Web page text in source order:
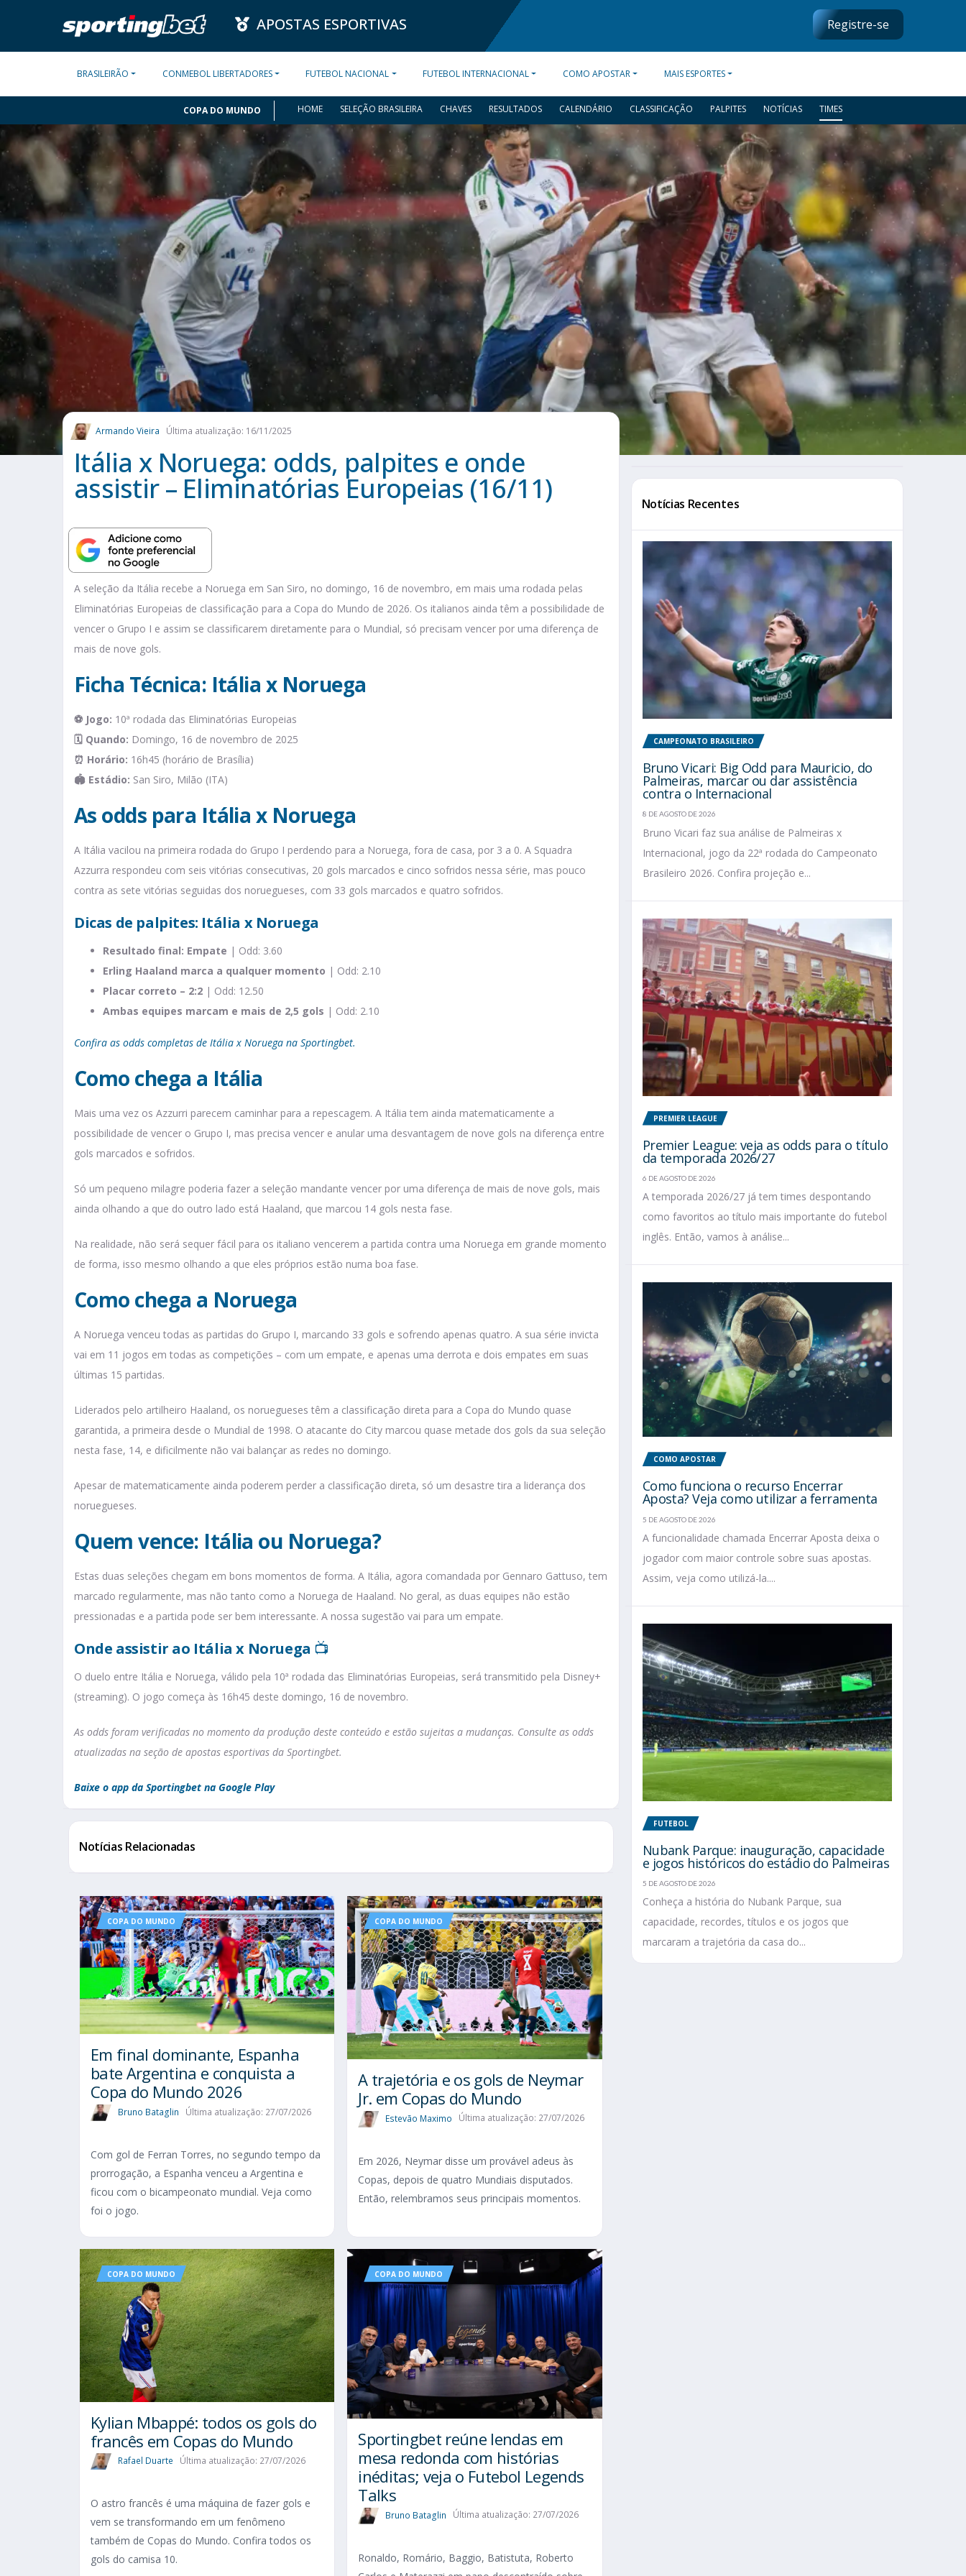
APOSTAS ESPORTIVAS Registre-se
BRASILEIRÃO CONMEBOL LIBERTADORES FUTEBOL NACIONAL FUTEBOL INTERNACIONAL COMO APOSTAR MAIS ESPORTES
COPA DO MUNDO HOME SELEÇÃO BRASILEIRA CHAVES RESULTADOS CALENDÁRIO CLASSIFICAÇÃO PALPITES NOTÍCIAS TIMES
Armando Vieira Última atualização: 16/11/2025
Itália x Noruega: odds, palpites e onde
assistir – Eliminatórias Europeias (16/11)
A seleção da Itália recebe a Noruega em San Siro, no domingo, 16 de novembro, em mais uma rodada pelas
Eliminatórias Europeias de classificação para a Copa do Mundo de 2026. Os italianos ainda têm a possibilidade de
vencer o Grupo I e assim se classificarem diretamente para o Mundial, só precisam vencer por uma diferença de
mais de nove gols.
Ficha Técnica: Itália x Noruega
⚽ Jogo: 10ª rodada das Eliminatórias Europeias
🗓️ Quando: Domingo, 16 de novembro de 2025
⏰ Horário: 16h45 (horário de Brasília)
🏟️ Estádio: San Siro, Milão (ITA)
As odds para Itália x Noruega
A Itália vacilou na primeira rodada do Grupo I perdendo para a Noruega, fora de casa, por 3 a 0. A Squadra
Azzurra respondeu com seis vitórias consecutivas, 20 gols marcados e cinco sofridos nessa série, mas pouco
contra as sete vitórias seguidas dos noruegueses, com 33 gols marcados e quatro sofridos.
Dicas de palpites: Itália x Noruega
Resultado final: Empate | Odd: 3.60
Erling Haaland marca a qualquer momento | Odd: 2.10
Placar correto – 2:2 | Odd: 12.50
Ambas equipes marcam e mais de 2,5 gols | Odd: 2.10
Confira as odds completas de Itália x Noruega na Sportingbet.
Como chega a Itália
Mais uma vez os Azzurri parecem caminhar para a repescagem. A Itália tem ainda matematicamente a
possibilidade de vencer o Grupo I, mas precisa vencer e anular uma desvantagem de nove gols na diferença entre
gols marcados e sofridos.
Só um pequeno milagre poderia fazer a seleção mandante vencer por uma diferença de mais de nove gols, mais
ainda olhando a que do outro lado está Haaland, que marcou 14 gols nesta fase.
Na realidade, não será sequer fácil para os italiano vencerem a partida contra uma Noruega em grande momento
de forma, isso mesmo olhando a que eles próprios estão numa boa fase.
Como chega a Noruega
A Noruega venceu todas as partidas do Grupo I, marcando 33 gols e sofrendo apenas quatro. A sua série invicta
vai em 11 jogos em todas as competições – com um empate, e apenas uma derrota e dois empates em suas
últimas 15 partidas.
Liderados pelo artilheiro Haaland, os noruegueses têm a classificação direta para a Copa do Mundo quase
garantida, a primeira desde o Mundial de 1998. O atacante do City marcou quase metade dos gols da sua seleção
nesta fase, 14, e dificilmente não vai balançar as redes no domingo.
Apesar de matematicamente ainda poderem perder a classificação direta, só um desastre tira a liderança dos
noruegueses.
Quem vence: Itália ou Noruega?
Estas duas seleções chegam em bons momentos de forma. A Itália, agora comandada por Gennaro Gattuso, tem
marcado regularmente, mas não tanto como a Noruega de Haaland. No geral, as duas equipes não estão
pressionadas e a partida pode ser bem interessante. A nossa sugestão vai para um empate.
Onde assistir ao Itália x Noruega 📺
O duelo entre Itália e Noruega, válido pela 10ª rodada das Eliminatórias Europeias, será transmitido pela Disney+
(streaming). O jogo começa às 16h45 deste domingo, 16 de novembro.
As odds foram verificadas no momento da produção deste conteúdo e estão sujeitas a mudanças. Consulte as odds
atualizadas na seção de apostas esportivas da Sportingbet.
Baixe o app da Sportingbet na Google Play
Notícias Relacionadas
COPA DO MUNDO
Em final dominante, Espanha
bate Argentina e conquista a
Copa do Mundo 2026
Bruno Bataglin Última atualização: 27/07/2026
Com gol de Ferran Torres, no segundo tempo da
prorrogação, a Espanha venceu a Argentina e
ficou com o bicampeonato mundial. Veja como
foi o jogo.
COPA DO MUNDO
A trajetória e os gols de Neymar
Jr. em Copas do Mundo
Estevão Maximo Última atualização: 27/07/2026
Em 2026, Neymar disse um provável adeus às
Copas, depois de quatro Mundiais disputados.
Então, relembramos seus principais momentos.
COPA DO MUNDO
Kylian Mbappé: todos os gols do
francês em Copas do Mundo
Rafael Duarte Última atualização: 27/07/2026
O astro francês é uma máquina de fazer gols e
vem se transformando em um fenômeno
também de Copas do Mundo. Confira todos os
gols do camisa 10.
COPA DO MUNDO
Sportingbet reúne lendas em
mesa redonda com histórias
inéditas; veja o Futebol Legends
Talks
Bruno Bataglin Última atualização: 27/07/2026
Ronaldo, Romário, Baggio, Batistuta, Roberto
Notícias Recentes
CAMPEONATO BRASILEIRO
Bruno Vicari: Big Odd para Mauricio, do
Palmeiras, marcar ou dar assistência
contra o Internacional
8 DE AGOSTO DE 2026
Bruno Vicari faz sua análise de Palmeiras x
Internacional, jogo da 22ª rodada do Campeonato
Brasileiro 2026. Confira projeção e...
PREMIER LEAGUE
Premier League: veja as odds para o título
da temporada 2026/27
6 DE AGOSTO DE 2026
A temporada 2026/27 já tem times despontando
como favoritos ao título mais importante do futebol
inglês. Então, vamos à análise...
COMO APOSTAR
Como funciona o recurso Encerrar
Aposta? Veja como utilizar a ferramenta
5 DE AGOSTO DE 2026
A funcionalidade chamada Encerrar Aposta deixa o
jogador com maior controle sobre suas apostas.
Assim, veja como utilizá-la....
FUTEBOL
Nubank Parque: inauguração, capacidade
e jogos históricos do estádio do Palmeiras
5 DE AGOSTO DE 2026
Conheça a história do Nubank Parque, sua
capacidade, recordes, títulos e os jogos que
marcaram a trajetória da casa do...